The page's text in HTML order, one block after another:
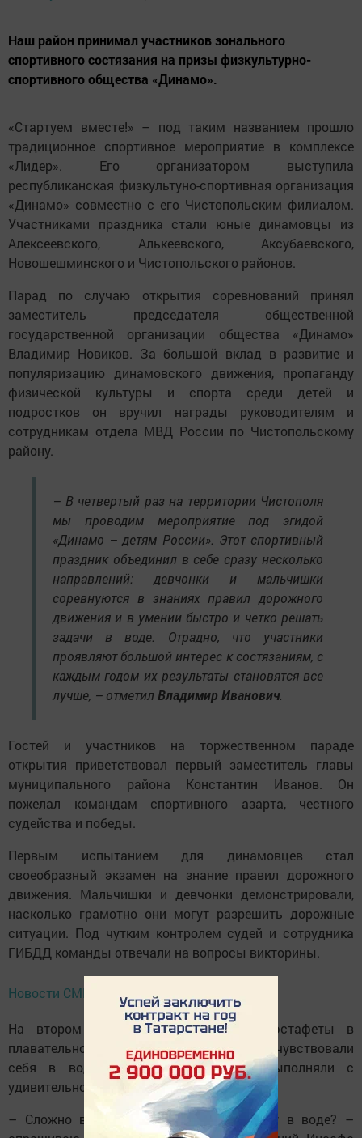
Наш район принимал участников зонального
спортивного состязания на призы физкультурно-
спортивного общества «Динамо».
«Стартуем вместе!» – под таким названием прошло
традиционное спортивное мероприя­тие в комплексе
«Лидер». Его организатором выступила
республиканская физкультуно-спортивная организация
«Динамо» совместно с его Чистопольским филиалом.
Участниками праздника стали юные динамовцы из
Алексеевского, Алькеевского, Аксубаевского,
Новошешминского и Чистопольского районов.
Парад по случаю открытия соревнований принял
заместитель председателя общественной
государственной организации общества «Динамо»
Владимир Новиков. За большой вклад в развитие и
популяризацию динамовского движения, пропаганду
физической культуры и спорта среди детей и
подростков он вручил награды руководителям и
сотрудникам отдела МВД России по Чистопольскому
району.
– В четвертый раз на территории Чистополя
мы проводим мероприятие под эгидой
«Динамо – детям России». Этот спортивный
праздник объединил в себе сразу несколько
направлений: девчонки и мальчишки
соревнуются в знаниях правил дорожного
движения и в умении быстро и четко решать
задачи в воде. Отрадно, что участники
проявляют большой интерес к состязаниям, с
каждым годом их результаты становятся все
лучше, – отметилВладимир Иванович.
Гостей и участников на торжест­венном параде
открытия приветствовал первый заместитель главы
муниципального района Константин Иванов. Он
пожелал командам спортивного азарта, честного
судейства и победы.
Первым испытанием для динамовцев стал
своеобразный экзамен на знание правил дорожного
движения. Мальчишки и девчонки демонстрировали,
насколько грамотно они могут разрешить дорожные
ситуации. Под чутким контролем судей и сотрудника
ГИБДД команды отвечали на вопросы викторины.
Новости СМИ2
На втором этапе участников ждали эстафеты в
плавательном бассейне. Они уверенно чувствовали
себя в воде и любое упражнение выполняли с
удивительной легкостью.
– Сложно вести соревновательную гонку в воде? –